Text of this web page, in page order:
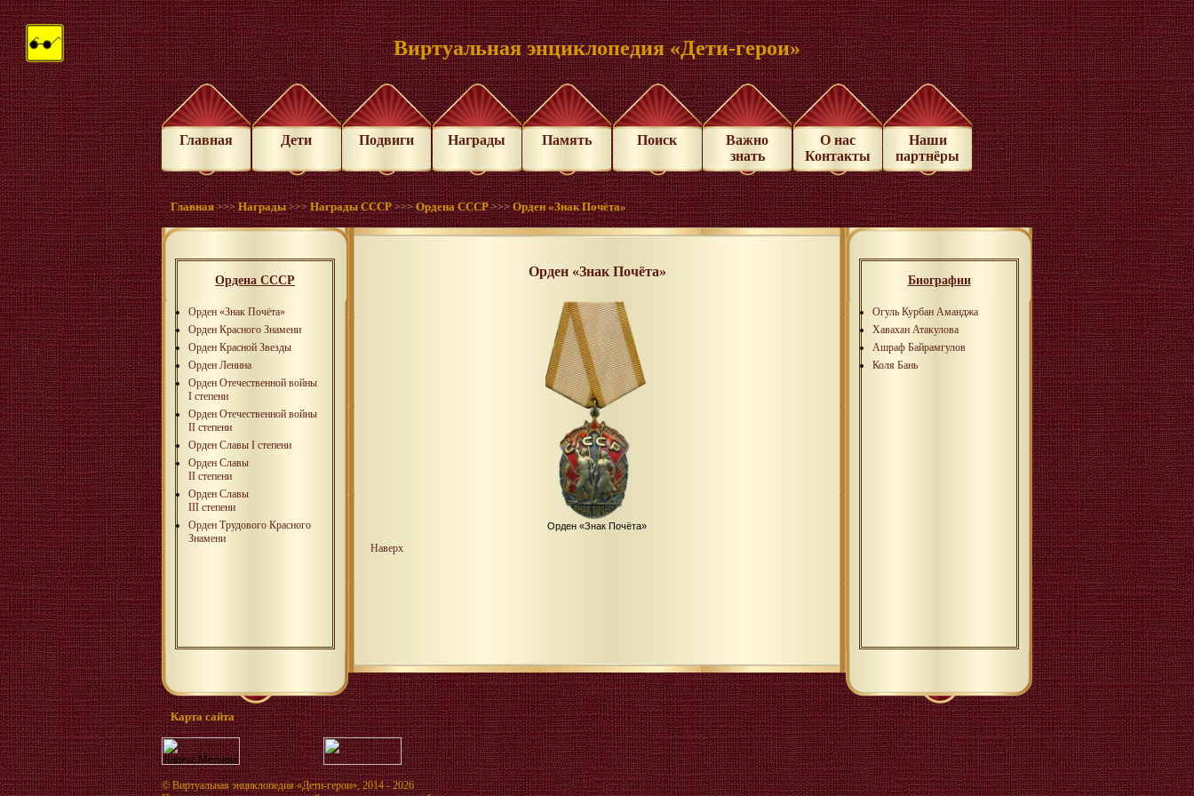
Виртуальная энциклопедия «Дети-герои»
Главная Дети Подвиги Награды Память Поиск
Важно
знать
О нас
Контакты
Наши
партнёры
Главная >>>Награды >>>Награды СССР >>>Ордена СССР >>>Орден «Знак Почёта»
Ордена СССР
Орден «Знак Почёта»
Орден Красного Знамени
Орден Красной Звезды
Орден Ленина
Орден Отечественной войны
I степени
Орден Отечественной войны
II степени
Орден Славы I степени
Орден Славы
II степени
Орден Славы
III степени
Орден Трудового Красного
Знамени
Биографии
Огуль Курбан Аманджа
Хавахан Атакулова
Ашраф Байрамгулов
Коля Бань
Орден «Знак Почёта»
Орден «Знак Почёта»
Наверх
Карта сайта
©Виртуальная энциклопедия «Дети-герои», 2014 - 2026